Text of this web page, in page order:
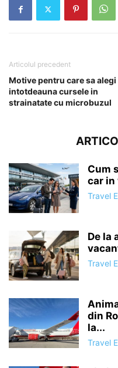
Articolul precedent
Motive pentru care sa alegi
intotdeauna cursele in
strainatate cu microbuzul
Cum
car in
Travel
De la
Travel
din
la...
Travel